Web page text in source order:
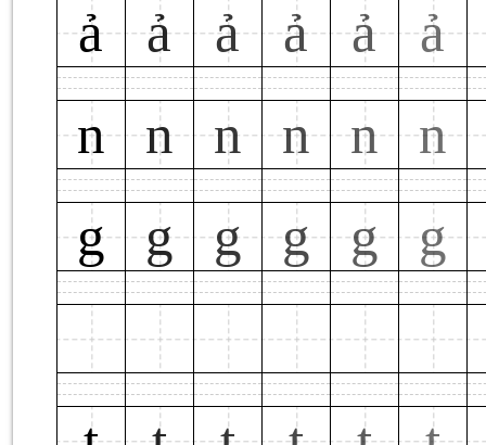
ả
ả ả ả ả
ả
n
n n n n
n
g
g g g g g